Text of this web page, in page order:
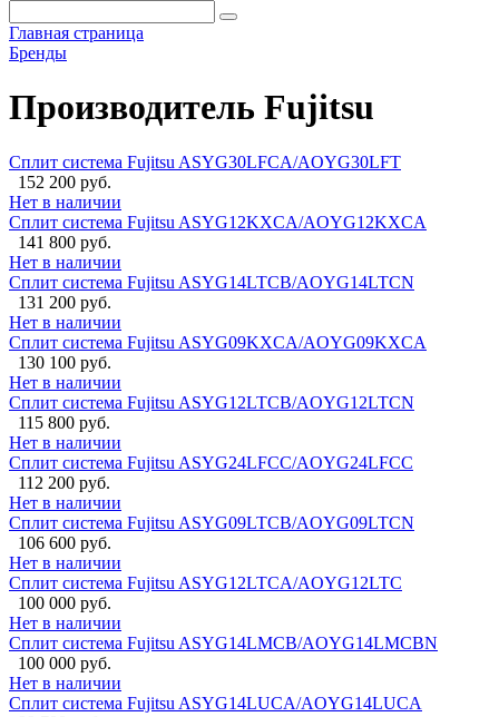
Главная страница
Бренды
Производитель Fujitsu
Сплит система Fujitsu ASYG30LFCA/AOYG30LFT
152 200 руб.
Нет в наличии
Сплит система Fujitsu ASYG12KXCA/AOYG12KXCA
141 800 руб.
Нет в наличии
Сплит система Fujitsu ASYG14LTCB/AOYG14LTCN
131 200 руб.
Нет в наличии
Сплит система Fujitsu ASYG09KXCA/AOYG09KXCA
130 100 руб.
Нет в наличии
Сплит система Fujitsu ASYG12LTCB/AOYG12LTCN
115 800 руб.
Нет в наличии
Сплит система Fujitsu ASYG24LFCC/AOYG24LFCC
112 200 руб.
Нет в наличии
Сплит система Fujitsu ASYG09LTCB/AOYG09LTCN
106 600 руб.
Нет в наличии
Сплит система Fujitsu ASYG12LTCA/AOYG12LTC
100 000 руб.
Нет в наличии
Сплит система Fujitsu ASYG14LMCB/AOYG14LMCBN
100 000 руб.
Нет в наличии
Сплит система Fujitsu ASYG14LUCA/AOYG14LUCA